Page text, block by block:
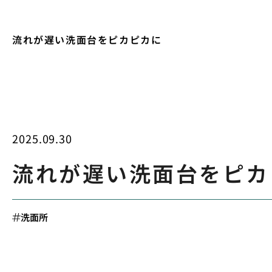
流れが遅い洗面台をピカピカに
2025.09.30
流れが遅い洗面台をピ
洗面所